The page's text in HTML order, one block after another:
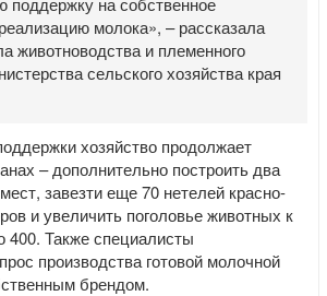
молока», – рассказала
животноводства и племенного
сельского хозяйства края
хозяйство продолжает
– дополнительно построить два
завезти еще 70 нетелей красно-
и увеличить поголовье животных к
400. Также специалисты
производства готовой молочной
брендом.